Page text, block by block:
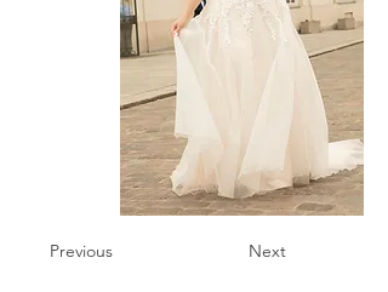
Previous Next